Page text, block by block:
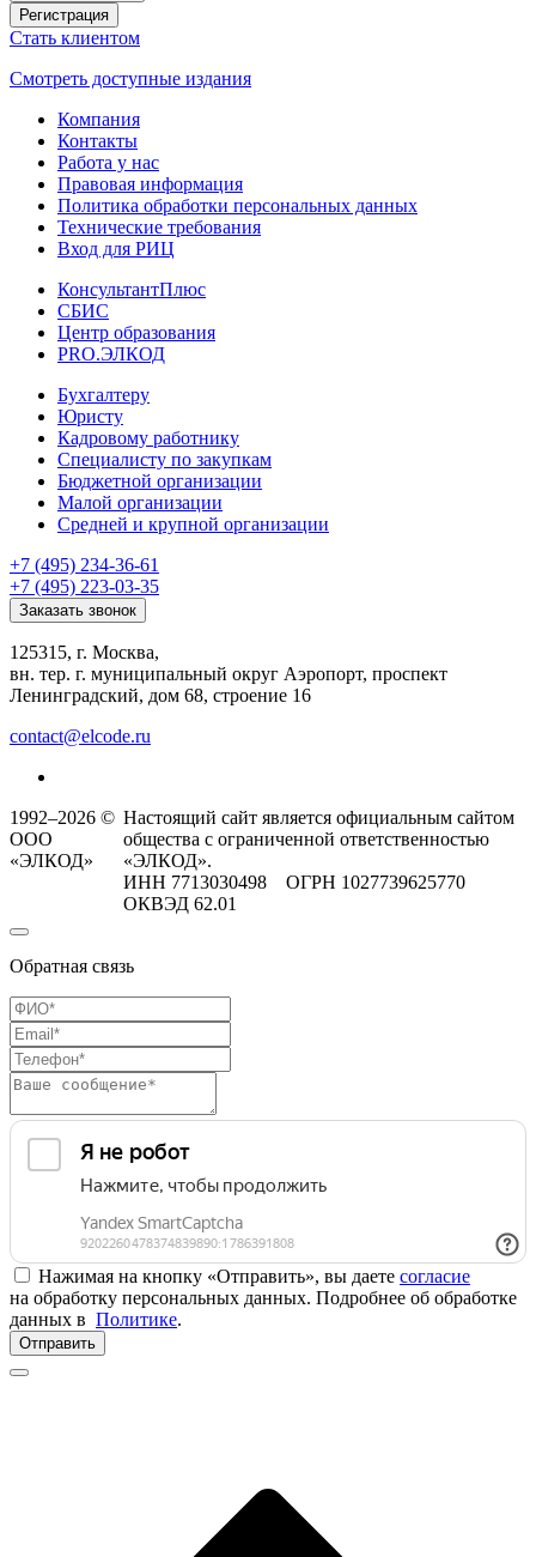
Регистрация
Стать клиентом
Смотреть доступные издания
Компания
Контакты
Работа у нас
Правовая информация
Политика обработки персональных данных
Технические требования
Вход для РИЦ
КонсультантПлюс
СБИС
Центр образования
PRO.ЭЛКОД
Бухгалтеру
Юристу
Кадровому работнику
Специалисту по закупкам
Бюджетной организации
Малой организации
Средней и крупной организации
+7 (495) 234-36-61
+7 (495) 223-03-35
Заказать звонок
125315, г. Москва,
вн. тер. г. муниципальный округ Аэропорт, проспект
Ленинградский, дом 68, строение 16
contact@elcode.ru
1992–2026 ©
ООО
«ЭЛКОД»
Настоящий сайт является официальным сайтом
общества с ограниченной ответственностью
«ЭЛКОД».
ИНН 7713030498 ОГРН 1027739625770
ОКВЭД 62.01
Обратная связь
Нажимая на кнопку «Отправить», вы даете согласие
на обработку персональных данных. Подробнее об обработке
данных в Политике.
Отправить